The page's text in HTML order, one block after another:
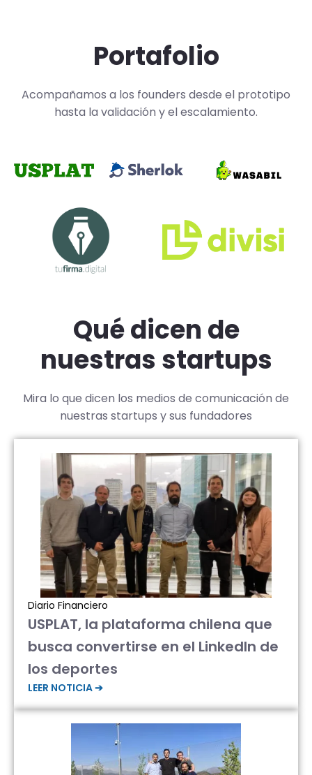
Portafolio
Acompañamos a los founders desde el prototipo
hasta la validación y el escalamiento.
Qué dicen de
nuestras startups
Mira lo que dicen los medios de comunicación de
nuestras startups y sus fundadores
Diario Financiero
USPLAT, la plataforma chilena que
busca convertirse en el LinkedIn de
los deportes
LEER NOTICIA ➔